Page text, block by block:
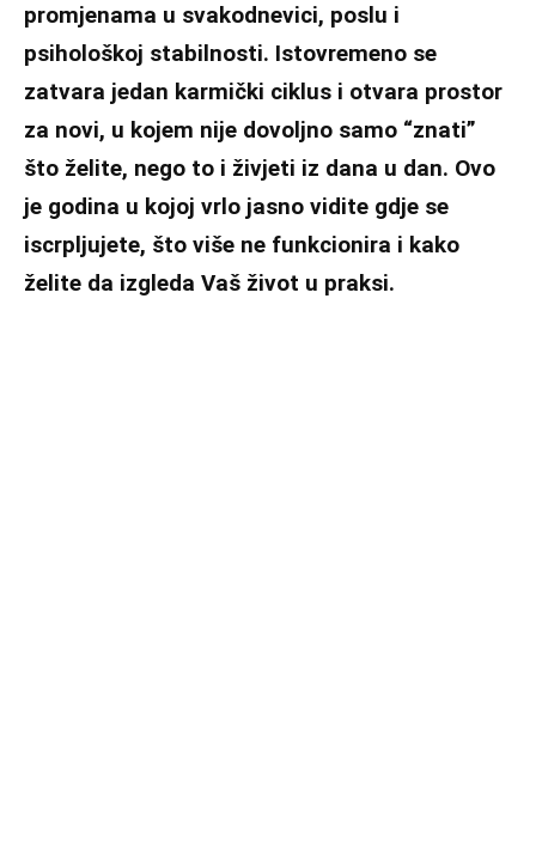
promjenama u svakodnevici, poslu i
psihološkoj stabilnosti. Istovremeno se
zatvara jedan karmički ciklus i otvara prostor
za novi, u kojem nije dovoljno samo “znati”
što želite, nego to i živjeti iz dana u dan. Ovo
je godina u kojoj vrlo jasno vidite gdje se
iscrpljujete, što više ne funkcionira i kako
želite da izgleda Vaš život u praksi.